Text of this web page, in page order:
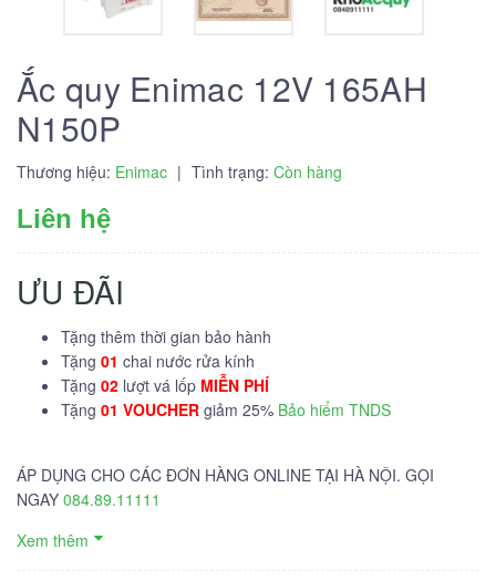
Ắc quy Enimac 12V 165AH
N150P
Thương hiệu: Enimac | Tình trạng: Còn hàng
Liên hệ
ƯU ĐÃI
Tặng thêm thời gian bảo hành
Tặng 01 chai nước rửa kính
Tặng 02 lượt vá lốp MIỄN PHÍ
Tặng 01 VOUCHER giảm 25% Bảo hiểm TNDS
ÁP DỤNG CHO CÁC ĐƠN HÀNG ONLINE TẠI HÀ NỘI. GỌI
NGAY 084.89.11111
Xem thêm